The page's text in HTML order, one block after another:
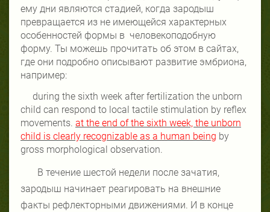
ему дни являются стадией, когда зародыш
превращается из не имеющейся характерных
особенностей формы в человекоподобную
форму. Ты можешь прочитать об этом в сайтах,
где они подробно описывают развитие эмбриона,
например:
during the sixth week after fertilization the unborn
child can respond to local tactile stimulation by reflex
movements. at the end of the sixth week, the unborn
child is clearly recognizable as a human being by
gross morphological observation.
В течение шестой недели после зачатия,
зародыш начинает реагировать на внешние
факты рефлекторными движениями. И в конце